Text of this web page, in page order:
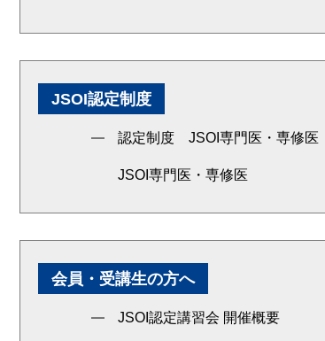
JSOI認定制度
認定制度 JSOI専門医・専修医
JSOI専門医・専修医
会員・受講生の方へ
JSOI認定講習会 開催概要